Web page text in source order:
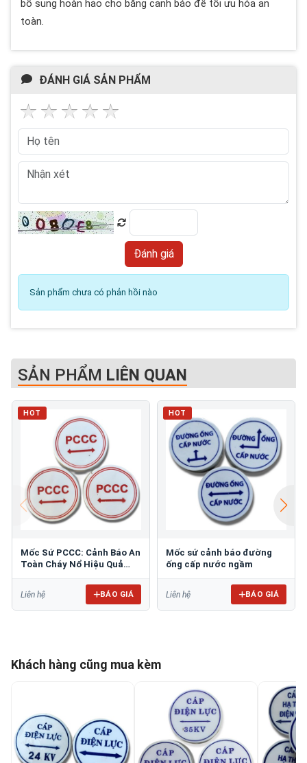
bổ sung hoàn hảo cho băng cảnh báo để tối ưu hóa an
toàn.
ĐÁNH GIÁ SẢN PHẨM
Sản phẩm chưa có phản hồi nào
SẢN PHẨM LIÊN QUAN
HOT
Mốc Sứ PCCC: Cảnh Báo An
Toàn Cháy Nổ Hiệu Quả
Liên hệ BÁO GIÁ
HOT
Mốc sứ cảnh báo đường
ống cấp nước ngầm
Liên hệ BÁO GIÁ
Khách hàng cũng mua kèm